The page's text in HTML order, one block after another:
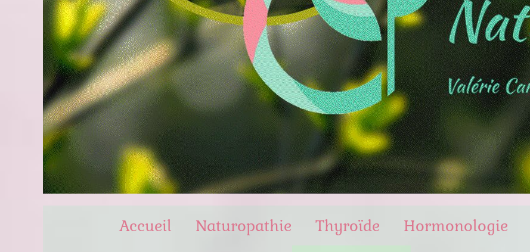
Accueil Naturopathie Thyroïde Hormonologie